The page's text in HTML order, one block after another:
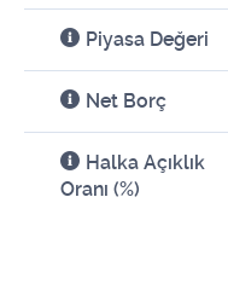
Piyasa Değeri
Net Borç
Halka Açıklık
Oranı (%)